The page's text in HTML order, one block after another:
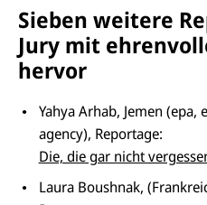
Sieben weitere
Jury mit
hervor
Yahya Arhab, Jemen
agency), Reportage:
Die, die gar nicht
Laura Boushnak,